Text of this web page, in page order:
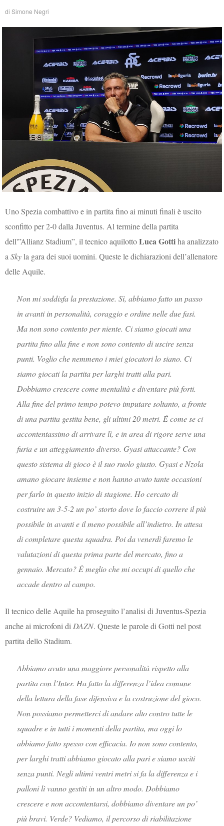
diSimone Negri
Uno Spezia combattivo e in partita fino ai minuti finali è uscito
sconfitto per 2-0 dalla Juventus. Al termine della partita
dell'”Allianz Stadium”, il tecnico aquilottoLuca Gottiha analizzato
aSkyla gara dei suoi uomini. Queste le dichiarazioni dell’allenatore
delle Aquile.
Non mi soddisfa la prestazione. Sì, abbiamo fatto un passo
in avanti in personalità, coraggio e ordine nelle due fasi.
Ma non sono contento per niente. Ci siamo giocati una
partita fino alla fine e non sono contento di uscire senza
punti. Voglio che nemmeno i miei giocatori lo siano. Ci
siamo giocati la partita per larghi tratti alla pari.
Dobbiamo crescere come mentalità e diventare più forti.
Alla fine del primo tempo potevo imputare soltanto, a fronte
di una partita gestita bene, gli ultimi 20 metri. È come se ci
accontentassimo di arrivare lì, e in area di rigore serve una
furia e un atteggiamento diverso. Gyasi attaccante? Con
questo sistema di gioco è il suo ruolo giusto. Gyasi e Nzola
amano giocare insieme e non hanno avuto tante occasioni
per farlo in questo inizio di stagione. Ho cercato di
costruire un 3-5-2 un po’ storto dove lo faccio correre il più
possibile in avanti e il meno possibile all’indietro. In attesa
di completare questa squadra. Poi da venerdì faremo le
valutazioni di questa prima parte del mercato, fino a
gennaio. Mercato? È meglio che mi occupi di quello che
accade dentro al campo.
Il tecnico delle Aquile ha proseguito l’analisi di Juventus-Spezia
anche ai microfoni diDAZN. Queste le parole di Gotti nel post
partita dello Stadium.
Abbiamo avuto una maggiore personalità rispetto alla
partita con l’Inter. Ha fatto la differenza l’idea comune
della lettura della fase difensiva e la costruzione del gioco.
Non possiamo permetterci di andare alto contro tutte le
squadre e in tutti i momenti della partita, ma oggi lo
abbiamo fatto spesso con efficacia. Io non sono contento,
per larghi tratti abbiamo giocato alla pari e siamo usciti
senza punti. Negli ultimi ventri metri si fa la differenza e i
palloni lì vanno gestiti in un altro modo. Dobbiamo
crescere e non accontentarsi, dobbiamo diventare un po’
più bravi. Verde? Vediamo, il percorso di riabilitazione